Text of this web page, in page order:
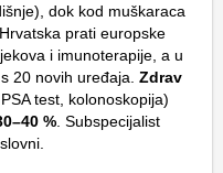
dok kod muškaraca
prati europske
i imunoterapije, a u
20 novih uređaja. Zdrav
test, kolonoskopija)
%. Subspecijalist